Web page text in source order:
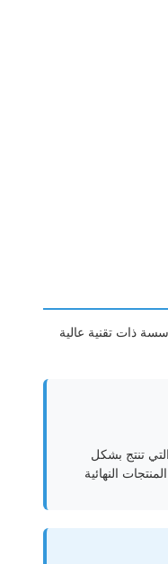
تأسس في عام 2007، ويغطي ما يقرب من 20,000 متر مربع. نحن مؤسسة ذات تقنية عالية
تنتج بشكل
النهائية